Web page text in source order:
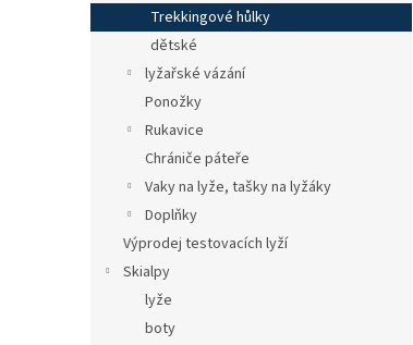
n
e
Trekkingové hůlky
dětské
lyžařské vázání
Ponožky
Rukavice
Chrániče páteře
Vaky na lyže, tašky na lyžáky
Doplňky
Výprodej testovacích lyží
Skialpy
lyže
boty